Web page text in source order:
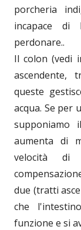
porcheria
incapace di
perdonare..
Il colon (vedi
ascendente,
queste
acqua. Se per
supponiamo
aumenta di
velocità di
due (tratti
che
funzione e si